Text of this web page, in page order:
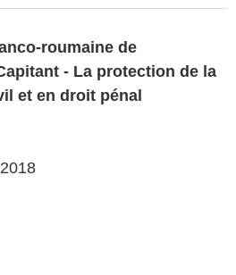
roumaine de
- La protection de la
et en droit pénal